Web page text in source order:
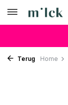
Terug Home